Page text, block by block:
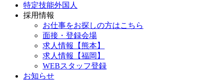
特定技能外国人
採用情報
お仕事をお探しの方はこちら
面接・登録会場
求人情報【熊本】
求人情報【福岡】
WEBスタッフ登録
お知らせ